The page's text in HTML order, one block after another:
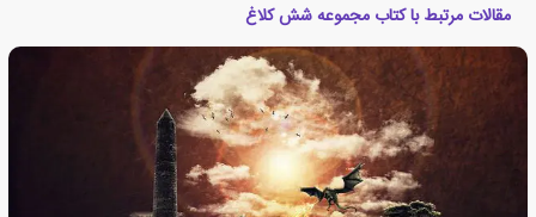
مقالات مرتبط با کتاب مجموعه شش کلاغ